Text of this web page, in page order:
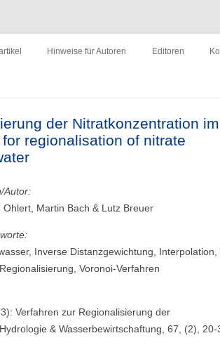
Inhalt
Hinweise für Autoren Editoren
der Nitratkonzentration im
regionalisation of nitrate
Autor:
Ohlert, Martin Bach & Lutz Breuer
Inverse Distanzgewichtung, Interpolation,
Voronoi-Verfahren
Verfahren zur Regionalisierung der
& Wasserbewirtschaftung, 67, (2), 20-